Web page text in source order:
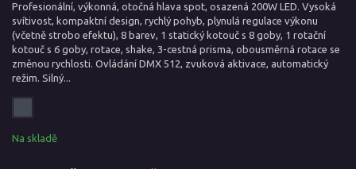
Profesionální, výkonná, otočná hlava spot, osazená 200W LED. Vysoká
svítivost, kompaktní design, rychlý pohyb, plynulá regulace výkonu
(včetně strobo efektu), 8 barev, 1 statický kotouč s 8 goby, 1 rotační
kotouč s 6 goby, rotace, shake, 3-cestná prisma, obousměrná rotace se
změnou rychlosti. Ovládání DMX 512, zvuková aktivace, automatický
režim. Silný...
Na skladě